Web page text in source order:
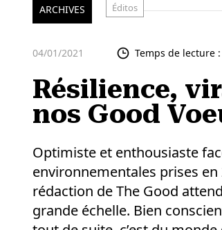
ARCHIVES Éditos
04/01/2021 Temps de lecture
Résilience,
nos Good
Optimiste et enthousiaste
environnementales prises
rédaction de The Good
grande échelle. Bien